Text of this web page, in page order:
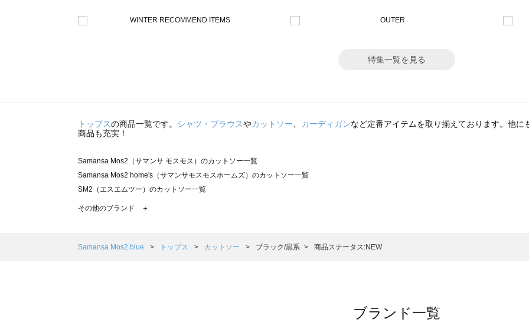
特集一覧を見る
トップスの商品一覧です。 シャツ・ブラウスやカットソー カーディガンなど定番アイテムを取り揃えております。他に
商品も充実！
Samansa Mos2（サマンサ モスモス）のカットソー一覧
Samansa Mos2 home's（サマンサモスモスホームズ）のカットソー一覧
SM2（エスエムツー）のカットソー一覧
TSUHARU by Samansa Mos2（ツハルバイサマンサモスモス）のカットソー一覧
Samansa Mos2 Lagom（サマンサモスモス ラーゴム）のカットソー一覧
その他のブランド ＋
Samansa Mos2 blue トップス カットソー ブラック/黒系 商品ステータス:NEW
ブランド一覧